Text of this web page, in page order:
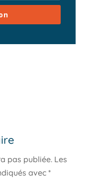
pas publiée. Les
avec *